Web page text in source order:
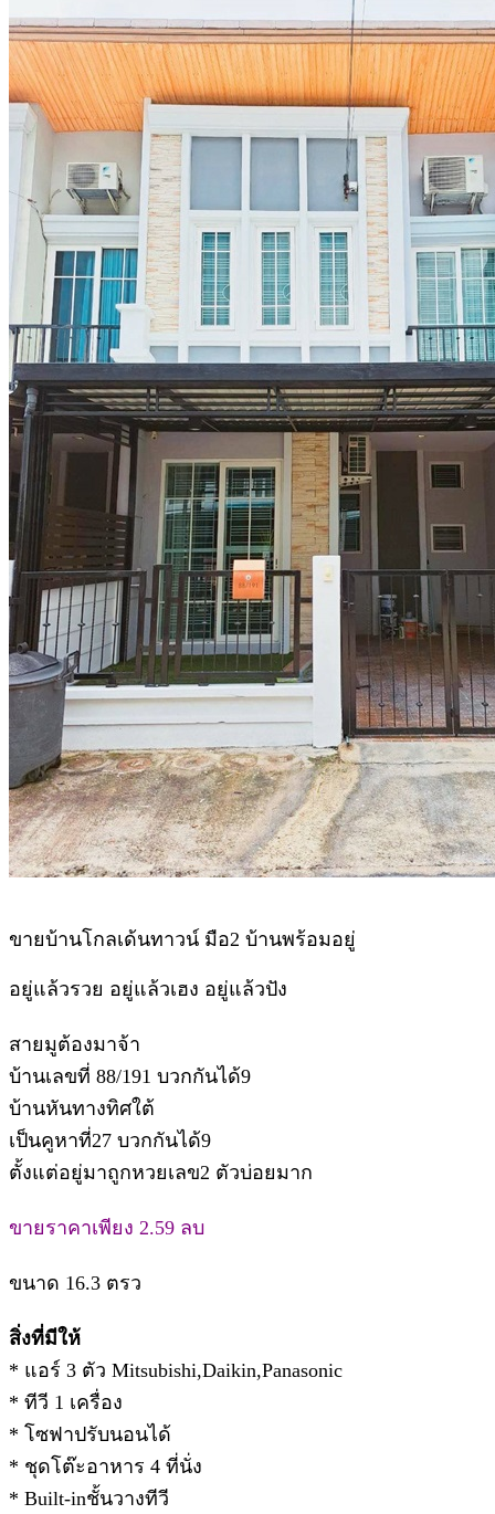
ขายบ้านโกลเด้นทาวน์ มือ2 บ้านพร้อมอยู่
อยู่แล้วรวย อยู่แล้วเฮง อยู่แล้วปัง
สายมูต้องมาจ้า
บ้านเลขที่ 88/191 บวกกันได้9
บ้านหันทางทิศใต้
เป็นคูหาที่27 บวกกันได้9
ตั้งแต่อยู่มาถูกหวยเลข2 ตัวบ่อยมาก
ขายราคาเพียง 2.59 ลบ
ขนาด 16.3 ตรว
สิ่งที่มีให้
* แอร์ 3 ตัว Mitsubishi,Daikin,Panasonic
* ทีวี 1 เครื่อง
* โซฟาปรับนอนได้
* ชุดโต๊ะอาหาร 4 ที่นั่ง
* Built-inชั้นวางทีวี